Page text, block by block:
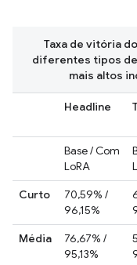
Headline
Base / Com
LoRA
Curto
70,59% /
96,15%
Média
76,67% /
95,13%
Taxa de vitória
diferentes tipos
mais altos